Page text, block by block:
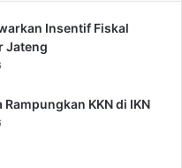
Insentif Fiskal
Jateng
KKN di IKN